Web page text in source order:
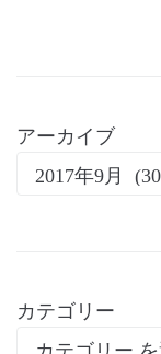
アーカイブ
カテゴリー